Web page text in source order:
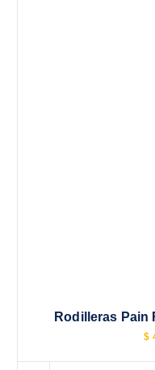
Rodilleras Pain
$